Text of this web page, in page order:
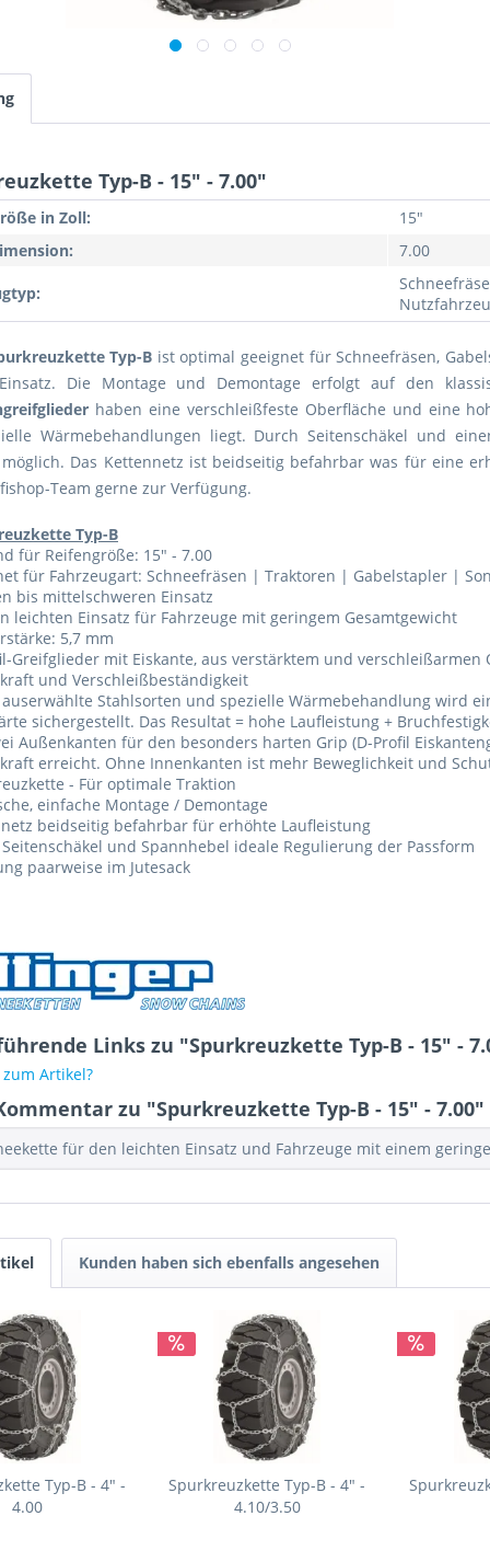
Typ-B - 15" - 7.00"
in Zoll:
15"
7.00
Typ-B ist optimal geeignet für Schneefräsen,
Die Montage und Demontage erfolgt auf den
haben eine verschleißfeste Oberfläche und eine
Wärmebehandlungen liegt. Durch Seitenschäkel und
möglich. Das Kettennetz ist beidseitig befahrbar was für eine
Team gerne zur Verfügung.
Typ-B
für Reifengröße: 15" - 7.00
für Fahrzeugart: Schneefräsen | Traktoren | Gabelstapler |
bis mittelschweren Einsatz
leichten Einsatz für Fahrzeuge mit geringem Gesamtgewicht
5,7 mm
Greifglieder mit Eiskante, aus verstärktem und
und Verschleißbeständigkeit
Stahlsorten und spezielle Wärmebehandlung wird
sichergestellt. Das Resultat = hohe Laufleistung +
Außenkanten für den besonders harten Grip (D-Profil
erreicht. Ohne Innenkanten ist mehr Beweglichkeit und
- Für optimale Traktion
einfache Montage / Demontage
beidseitig befahrbar für erhöhte Laufleistung
und Spannhebel ideale Regulierung der Passform
paarweise im Jutesack
Links zu "Spurkreuzkette Typ-B - 15" -
Artikel?
zu "Spurkreuzkette Typ-B - 15" - 7.00"
für den leichten Einsatz und Fahrzeuge mit einem
Kunden haben sich ebenfalls angesehen
Typ-B - 4" -
4.00
Spurkreuzkette Typ-B - 4" -
4.10/3.50